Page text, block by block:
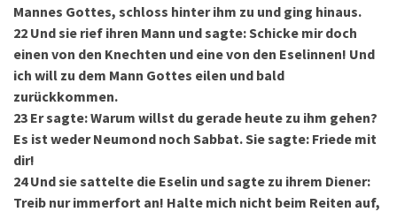
Mannes Gottes, schloss hinter ihm zu und ging hinaus.
22 Und sie rief ihren Mann und sagte: Schicke mir doch
einen von den Knechten und eine von den Eselinnen! Und
ich will zu dem Mann Gottes eilen und bald
zurückkommen.
23 Er sagte: Warum willst du gerade heute zu ihm gehen?
Es ist weder Neumond noch Sabbat. Sie sagte: Friede mit
dir!
24 Und sie sattelte die Eselin und sagte zu ihrem Diener:
Treib nur immerfort an! Halte mich nicht beim Reiten auf,